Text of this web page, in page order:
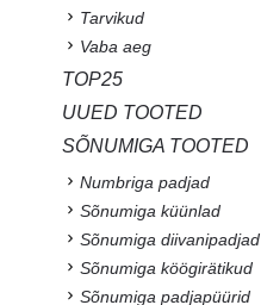
Tarvikud
Vaba aeg
TOP25
UUED TOOTED
SÕNUMIGA TOOTED
Numbriga padjad
Sõnumiga küünlad
Sõnumiga diivanipadjad
Sõnumiga köögirätikud
Sõnumiga padjapüürid